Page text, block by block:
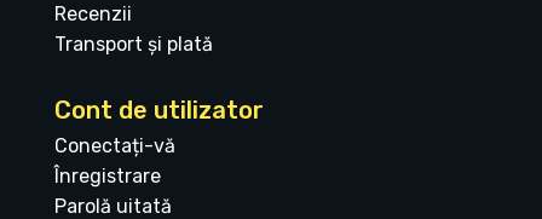
Recenzii
Transport și plată
Cont de utilizator
Conectați-vă
Înregistrare
Parolă uitată